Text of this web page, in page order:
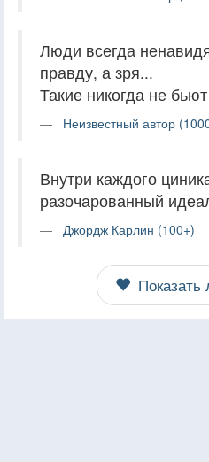
Люди всегда
правду, а зря...
Такие никогда не
Неизвестный автор
Внутри каждого
разочарованный
Джордж Карлин (100+)